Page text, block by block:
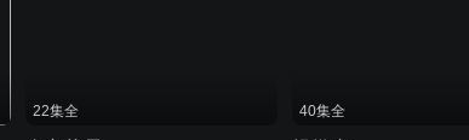
22集全 40集全